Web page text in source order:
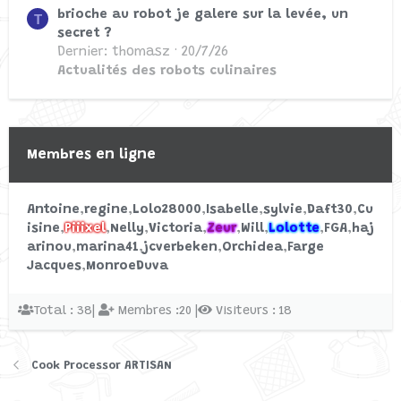
T
brioche au robot je galere sur la levée, un
secret ?
Dernier: thomasz
20/7/26
Actualités des robots culinaires
Membres en ligne
Antoine regine Lolo28000 Isabelle sylvie Daft30 Cu
isine Piiixel Nelly Victoria Zeur Will Lolotte FGA haj
arinou marina41 jcverbeken Orchidea Farge
Jacques MonroeDuva
Total : 38| Membres :20 | Visiteurs : 18
Cook Processor ARTISAN